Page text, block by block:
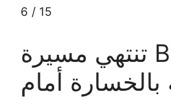
6 / 15
تنتهي مسيرة Blackhawk
بالخسارة أمام